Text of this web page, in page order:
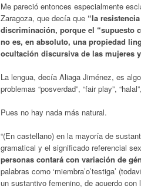
Me pareció entonces especialmente
Zaragoza, que decía que “la
discriminación, porque el “supuesto
no es, en absoluto, una propiedad
ocultación discursiva de las mujeres
La lengua, decía Aliaga Jiménez, es
problemas “posverdad”, “fair play”,
Pues no hay nada más natural.
“(En castellano) en la mayoría de
gramatical y el significado referencial
personas contará con variación de
palabras como ‘miembra’o’testiga’
un sustantivo femenino, de acuerdo con